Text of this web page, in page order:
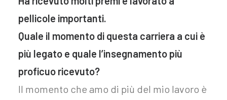
pellicole importanti.
Quale il momento di questa carriera a cui è
più legato e quale l’insegnamento più
proficuo ricevuto?
Il momento che amo di più del mio lavoro è